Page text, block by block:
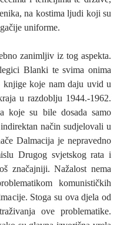
na kostima ljudi koji su
uniforme.
zanimljiv iz tog aspekta.
Blanki te svima onima
koje nam daju uvid u
u razdoblju 1944.-1962.
koje su bile dosada samo
način sudjelovali u
Dalmacija je nepravedno
Drugog svjetskog rata i
značajniji. Nažalost nema
komunističkih
Stoga su ova djela od
ove problematike.